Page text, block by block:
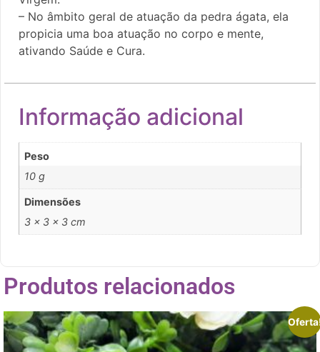
– No âmbito geral de atuação da pedra ágata, ela
propicia uma boa atuação no corpo e mente,
ativando Saúde e Cura.
Informação adicional
Peso
10 g
Dimensões
3 × 3 × 3 cm
Produtos relacionados